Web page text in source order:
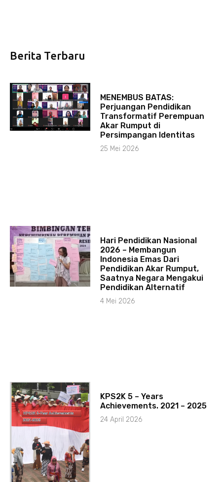
Berita Terbaru
MENEMBUS BATAS:
Perjuangan Pendidikan
Transformatif Perempuan
Akar Rumput di
Persimpangan Identitas
25 Mei 2026
Hari Pendidikan Nasional
2026 – Membangun
Indonesia Emas Dari
Pendidikan Akar Rumput,
Saatnya Negara Mengakui
Pendidikan Alternatif
4 Mei 2026
KPS2K 5 – Years
Achievements. 2021 – 2025
24 April 2026